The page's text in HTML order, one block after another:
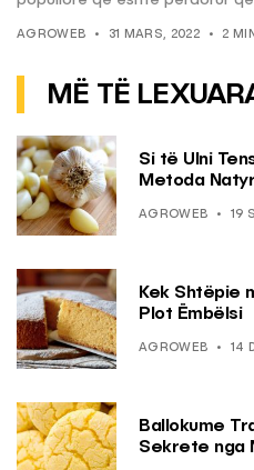
AGROWEB 31 MARS, 2022 2
MË TË
Si të Ulni
Metoda
AGROWEB 19
Kek Shtëpie
Plot Ëmbëlsi
AGROWEB 14
Ballokume
Sekrete nga